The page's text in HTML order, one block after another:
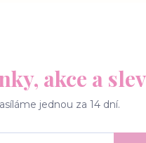
akce a
jednou za 14 dní.